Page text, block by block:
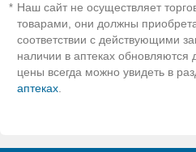
* Наш сайт не осуществляет
товарами, они должны
соответствии с действующими
наличии в аптеках обновляются
цены всегда можно увидеть в
аптеках